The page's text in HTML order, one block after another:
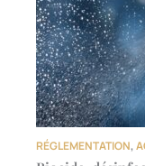
RÉGLEMENTATION,